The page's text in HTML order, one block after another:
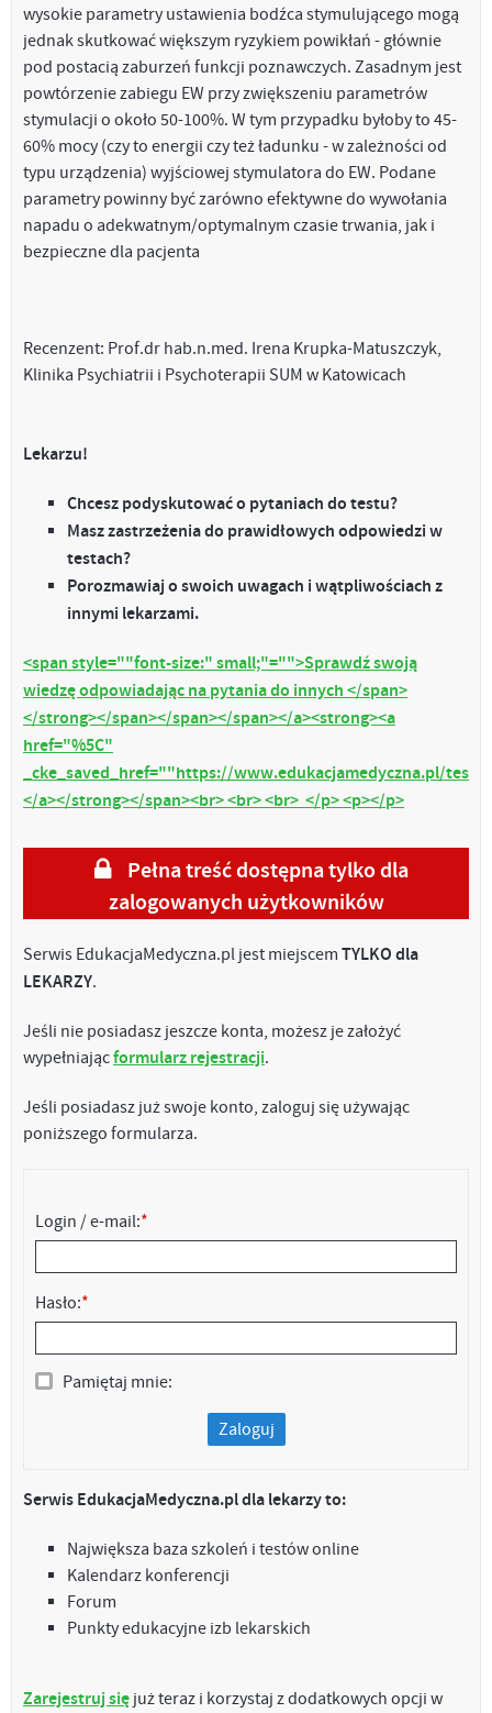
wysokie parametry ustawienia bodźca stymulującego mogą
jednak skutkować większym ryzykiem powikłań - głównie
pod postacią zaburzeń funkcji poznawczych. Zasadnym jest
powtórzenie zabiegu EW przy zwiększeniu parametrów
stymulacji o około 50-100%. W tym przypadku byłoby to 45-
60% mocy (czy to energii czy też ładunku - w zależności od
typu urządzenia) wyjściowej stymulatora do EW. Podane
parametry powinny być zarówno efektywne do wywołania
napadu o adekwatnym/optymalnym czasie trwania, jak i
bezpieczne dla pacjenta
Recenzent: Prof.dr hab.n.med. Irena Krupka-Matuszczyk,
Klinika Psychiatrii i Psychoterapii SUM w Katowicach
Lekarzu!
Chcesz podyskutować o pytaniach do testu?
Masz zastrzeżenia do prawidłowych odpowiedzi w
testach?
Porozmawiaj o swoich uwagach i wątpliwościach z
innymi lekarzami.
<span style=""font-size:" small;"="">Sprawdź swoją
wiedzę odpowiadając na pytania do innych </span>
</strong></span></span></span></a><strong><a
href="%5C"
_cke_saved_href=""https://www.edukacjamedyczna.pl/
</a></strong></span><br> <br> <br> </p> <p></p>
Pełna treść dostępna tylko dla
zalogowanych użytkowników
Serwis EdukacjaMedyczna.pl jest miejscem TYLKO dla
LEKARZY.
Jeśli nie posiadasz jeszcze konta, możesz je założyć
wypełniającformularz rejestracji.
Jeśli posiadasz już swoje konto, zaloguj się używając
poniższego formularza.
Login / e-mail:*
Hasło:*
Pamiętaj mnie:
Zaloguj
Serwis EdukacjaMedyczna.pl dla lekarzy to:
Największa baza szkoleń i testów online
Kalendarz konferencji
Forum
Punkty edukacyjne izb lekarskich
Zarejestruj się już teraz i korzystaj z dodatkowych opcji w